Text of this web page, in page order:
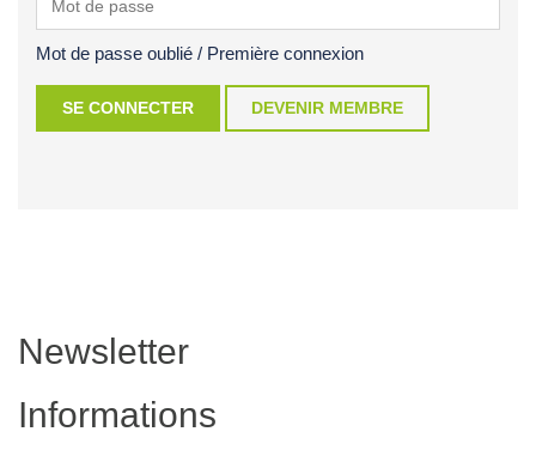
Mot de passe oublié / Première connexion
DEVENIR MEMBRE
Newsletter
Informations